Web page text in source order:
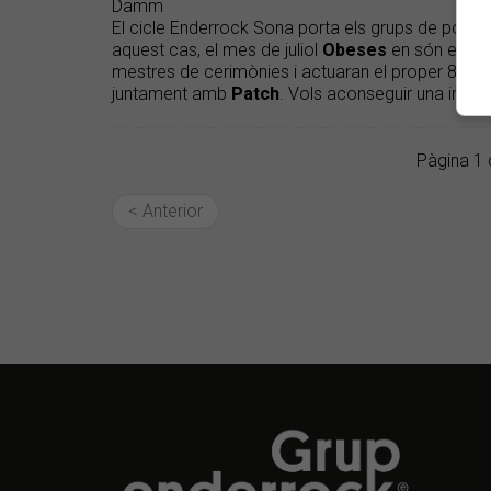
Damm
El cicle Enderrock Sona porta els grups de
aquest cas, el mes de juliol Obeses en són els
mestres de cerimònies i actuaran el proper 8 de
juntament amb Patch. Vols aconseguir una
Pàgina 1
< Anterior